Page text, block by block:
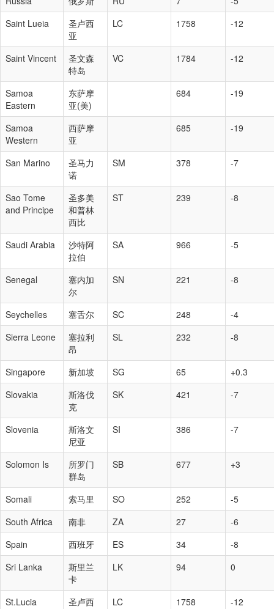
Saint Lueia
圣卢西
亚
LC 1758 -12
Saint Vincent
圣文森
特岛
VC 1784 -12
Samoa
Eastern
东萨摩
亚(美)
684 -19
Samoa
Western
西萨摩
亚
685 -19
San Marino
圣马力
诺
SM 378 -7
Sao Tome
and Principe
圣多美
和普林
西比
ST 239 -8
Saudi Arabia
沙特阿
拉伯
SA 966 -5
Senegal
塞内加
尔
SN 221 -8
Seychelles 塞舌尔 SC 248
-4
Sierra Leone
塞拉利
昂
SL 232 -8
Singapore 新加坡 SG 65
+0.3
Slovakia
斯洛伐
克
SK 421 -7
Slovenia
斯洛文
尼亚
SI 386 -7
Solomon Is
所罗门
群岛
SB 677 +3
Somali 索马里 SO 252
-5
South Africa
南非 ZA 27
-6
Spain
西班牙 ES 34
-8
Sri Lanka
斯里兰
卡
LK 94 0
St.Lucia
圣卢西
LC 1758 -12